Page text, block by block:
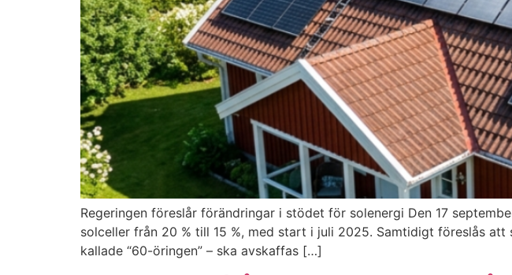
Regeringen föreslår förändringar i stödet för solenergi Den 17
solceller från 20 % till 15 %, med start i juli 2025. Samtidigt föreslås
kallade “60-öringen” – ska avskaffas […]